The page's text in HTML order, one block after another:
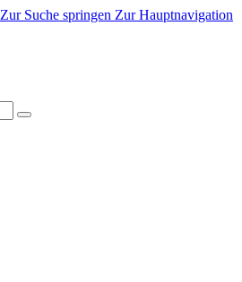
Zur Suche springen Zur Hauptnavigation